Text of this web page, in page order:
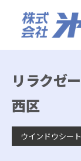
リラクゼ
西区
ウインドウシート